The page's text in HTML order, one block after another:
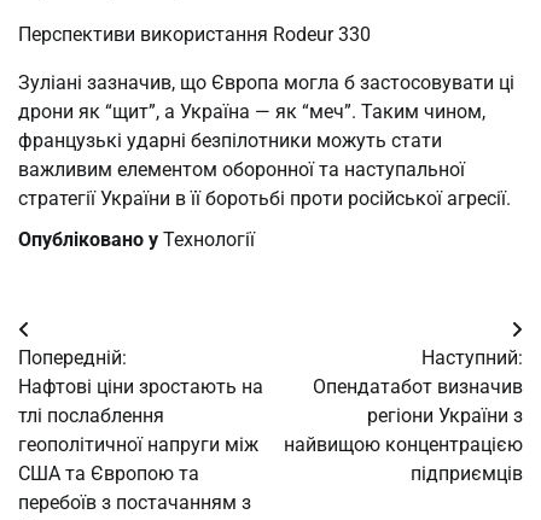
Перспективи використання Rodeur 330
Зуліані зазначив, що Європа могла б застосовувати ці
дрони як “щит”, а Україна — як “меч”. Таким чином,
французькі ударні безпілотники можуть стати
важливим елементом оборонної та наступальної
стратегії України в її боротьбі проти російської агресії.
Опубліковано у Технології
Навігація
записів
Попередній:
Нафтові ціни зростають на
тлі послаблення
геополітичної напруги між
США та Європою та
перебоїв з постачанням з
Наступний:
Опендатабот визначив
регіони України з
найвищою концентрацією
підприємців